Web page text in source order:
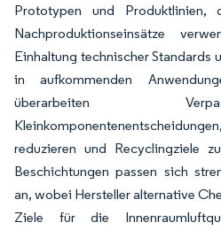
Prototypen und Produktlinien,
Nachproduktionseinsätze
Einhaltung technischer Standards
in aufkommenden
überarbeiten
reduzieren und Recyclingziele
Beschichtungen passen sich
an, wobei Hersteller alternative
Ziele für die